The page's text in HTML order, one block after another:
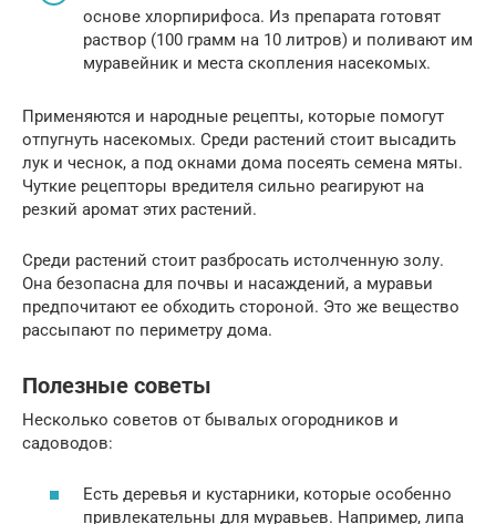
основе хлорпирифоса. Из препарата готовят
раствор (100 грамм на 10 литров) и поливают им
муравейник и места скопления насекомых.
Применяются и народные рецепты, которые помогут
отпугнуть насекомых. Среди растений стоит высадить
лук и чеснок, а под окнами дома посеять семена мяты.
Чуткие рецепторы вредителя сильно реагируют на
резкий аромат этих растений.
Среди растений стоит разбросать истолченную золу.
Она безопасна для почвы и насаждений, а муравьи
предпочитают ее обходить стороной. Это же вещество
рассыпают по периметру дома.
Полезные советы
Несколько советов от бывалых огородников и
садоводов:
Есть деревья и кустарники, которые особенно
привлекательны для муравьев. Например, липа